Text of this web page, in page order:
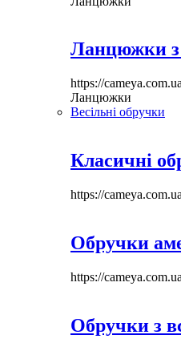
Ланцюжки з
https://
Ланцюжки
Весільні обручки
Класичні
https://
Обручки
https://
Обручки з